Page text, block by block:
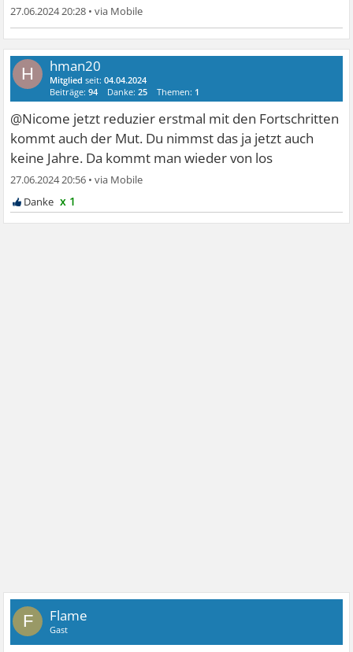
27.06.2024 20:28 •
H hman20
Mitglied seit:04.04.2024
Beiträge:94 Danke:25 Themen: 1
@Nicome jetzt reduzier erstmal mit den Fortschritten
kommt auch der Mut. Du nimmst das ja jetzt auch
keine Jahre. Da kommt man wieder von los
27.06.2024 20:56 •
x 1
F Flame
Gast